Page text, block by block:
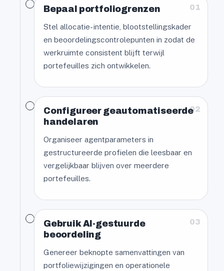
01
Bepaal portfoliogrenzen
Stel allocatie- intentie, blootstellingskader
en beoordelingscontrolepunten in zodat de
werkruimte consistent blijft terwijl
portefeuilles zich ontwikkelen.
02
Configureer geautomatiseerde
handelaren
Organiseer agentparameters in
gestructureerde profielen die leesbaar en
vergelijkbaar blijven over meerdere
portefeuilles.
03
Gebruik AI-gestuurde
beoordeling
Genereer beknopte samenvattingen van
portfoliewijzigingen en operationele